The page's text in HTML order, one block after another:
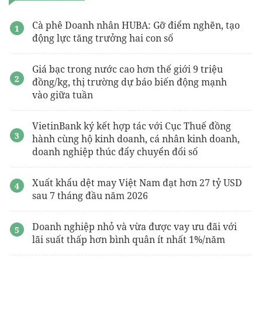
Cà phê Doanh nhân HUBA: Gỡ điểm nghẽn, tạo
động lực tăng trưởng hai con số
Giá bạc trong nước cao hơn thế giới 9 triệu
đồng/kg, thị trường dự báo biến động mạnh
vào giữa tuần
VietinBank ký kết hợp tác với Cục Thuế đồng
hành cùng hộ kinh doanh, cá nhân kinh doanh,
doanh nghiệp thúc đẩy chuyển đổi số
Xuất khẩu dệt may Việt Nam đạt hơn 27 tỷ USD
sau 7 tháng đầu năm 2026
Doanh nghiệp nhỏ và vừa được vay ưu đãi với
lãi suất thấp hơn bình quân ít nhất 1%/năm